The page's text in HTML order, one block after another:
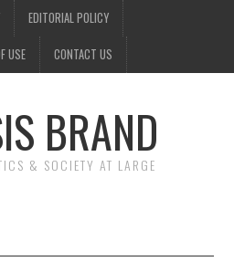
EDITORIAL POLICY
USE CONTACT US
BRAND
& SOCIETY AT LARGE